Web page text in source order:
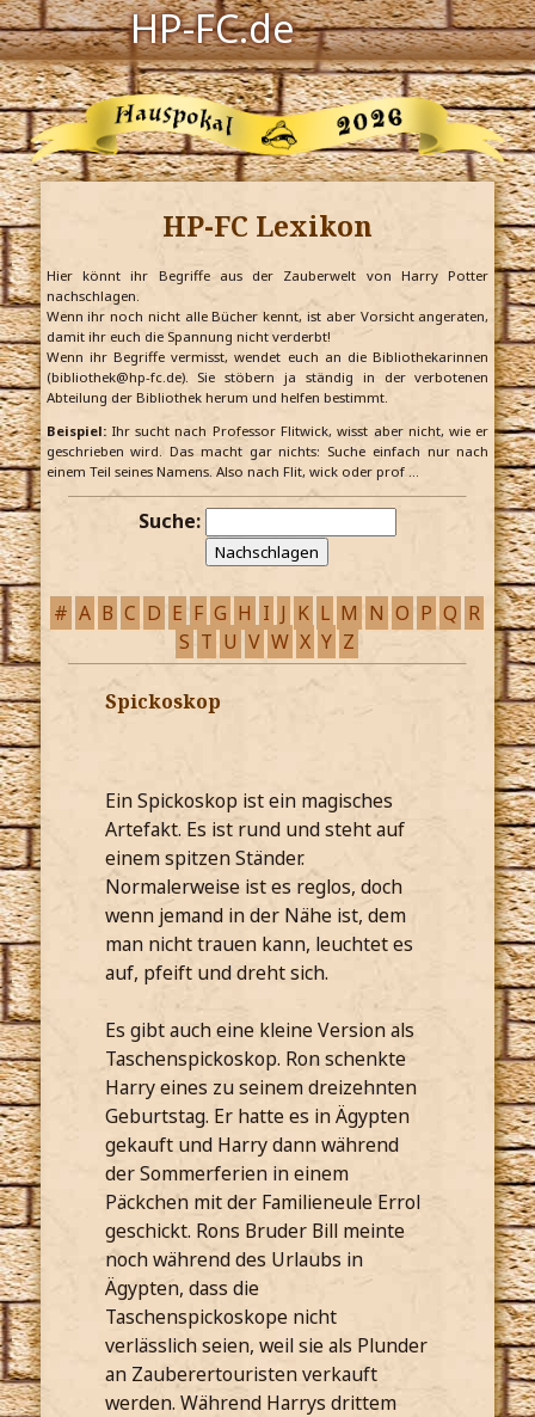
HP-FC.de
Navigation
Harry Potter
Der HP-FC
Hogwarts
Zauberwelt
Willkommen
Jetzt Fanclub-Mitglied werden!
HP-FC Lexikon
Hier könnt ihr Begriffe aus der Zauberwelt von Harry Potter
nachschlagen.
Wenn ihr noch nicht alle Bücher kennt, ist aber Vorsicht angeraten,
damit ihr euch die Spannung nicht verderbt!
Wenn ihr Begriffe vermisst, wendet euch an die Bibliothekarinnen
(bibliothek@hp-fc.de). Sie stöbern ja ständig in der verbotenen
Abteilung der Bibliothek herum und helfen bestimmt.
Beispiel:Ihr sucht nach Professor Flitwick, wisst aber nicht, wie er
geschrieben wird. Das macht gar nichts: Suche einfach nur nach
einem Teil seines Namens. Also nach Flit, wick oder prof …
Suche:
# A B C D E F G H I J K L M N O P Q R
S T U V W X Y Z
Spickoskop
Ein Spickoskop ist ein magisches
Artefakt. Es ist rund und steht auf
einem spitzen Ständer.
Normalerweise ist es reglos, doch
wenn jemand in der Nähe ist, dem
man nicht trauen kann, leuchtet es
auf, pfeift und dreht sich.
Es gibt auch eine kleine Version als
Taschenspickoskop. Ron schenkte
Harry eines zu seinem dreizehnten
Geburtstag. Er hatte es in Ägypten
gekauft und Harry dann während
der Sommerferien in einem
Päckchen mit der Familieneule Errol
geschickt. Rons Bruder Bill meinte
noch während des Urlaubs in
Ägypten, dass die
Taschenspickoskope nicht
verlässlich seien, weil sie als Plunder
an Zauberertouristen verkauft
werden. Während Harrys drittem